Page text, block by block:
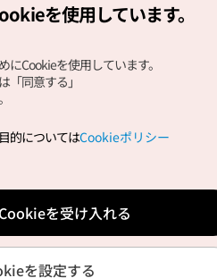
All Rights
ル
を使用しています。
Cookieを使用しています。
「同意する」
的についてはCookieポリシー
を受け入れる
を設定する